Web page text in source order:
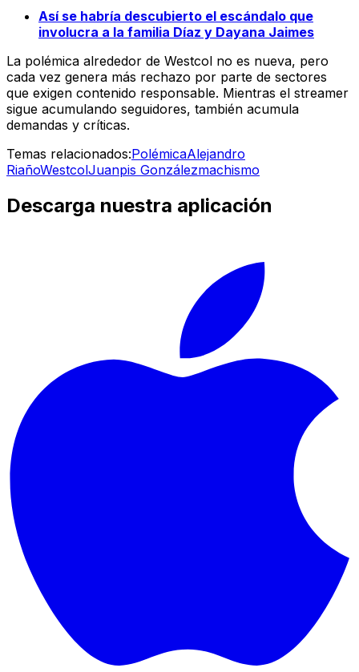
Así se habría descubierto el escándalo que
involucra a la familia Díaz y Dayana Jaimes
La polémica alrededor de Westcol no es nueva, pero
cada vez genera más rechazo por parte de sectores
que exigen contenido responsable. Mientras el streamer
sigue acumulando seguidores, también acumula
demandas y críticas.
Temas relacionados:PolémicaAlejandro
RiañoWestcolJuanpis Gonzálezmachismo
Descarga nuestra aplicación